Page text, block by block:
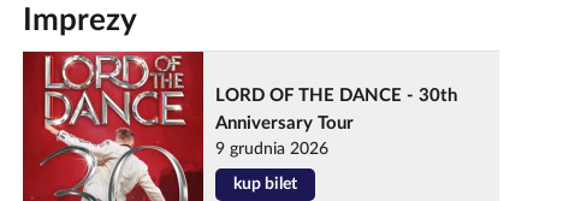
Imprezy
LORD OF THE DANCE - 30th
Anniversary Tour
9 grudnia 2026
kup bilet